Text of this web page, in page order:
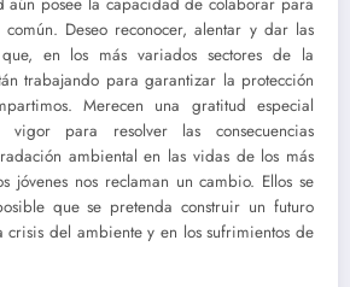
común. Deseo reconocer, alentar y dar las
en los más variados sectores de la
trabajando para garantizar la protección
Merecen una gratitud especial
vigor para resolver las consecuencias
ambiental en las vidas de los más
jóvenes nos reclaman un cambio. Ellos se
que se pretenda construir un futuro
crisis del ambiente y en los sufrimientos de